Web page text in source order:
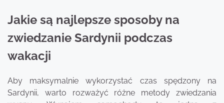
Jakie są najlepsze sposoby na
zwiedzanie Sardynii podczas
wakacji
Aby maksymalnie wykorzystać czas spędzony na
Sardynii, warto rozważyć różne metody zwiedzania